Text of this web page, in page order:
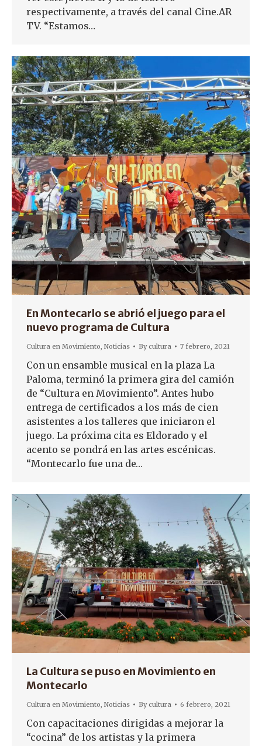
respectivamente, a través del canal Cine.AR
TV. “Estamos…
En Montecarlo se abrió el juego para el
nuevo programa de Cultura
Cultura en Movimiento, Noticias Bycultura 7 febrero, 2021
Con un ensamble musical en la plaza La
Paloma, terminó la primera gira del camión
de “Cultura en Movimiento”. Antes hubo
entrega de certificados a los más de cien
asistentes a los talleres que iniciaron el
juego. La próxima cita es Eldorado y el
acento se pondrá en las artes escénicas.
“Montecarlo fue una de…
La Cultura se puso en Movimiento en
Montecarlo
Cultura en Movimiento, Noticias Bycultura 6 febrero, 2021
Con capacitaciones dirigidas a mejorar la
“cocina” de los artistas y la primera